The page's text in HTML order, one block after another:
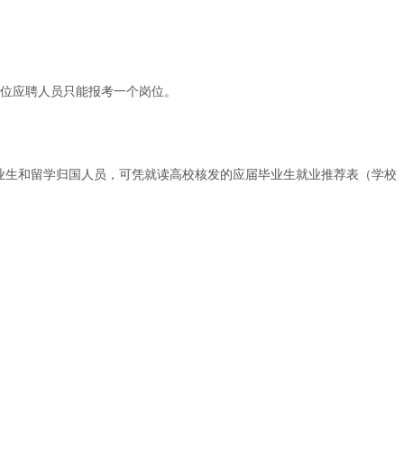
应聘人员只能报考一个岗位。
和留学归国人员，可凭就读高校核发的应届毕业生就业推荐表（学校